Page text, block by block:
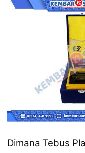
Dimana Tebus